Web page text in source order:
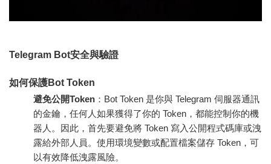
Telegram Bot安全與驗證
如何保護Bot Token
避免公開Token ：Bot Token 是你與 Telegram 伺服器通訊
的金鑰，任何人如果獲得了你的 Token，都能控制你的機
器人。因此，首先要避免將 Token 寫入公開程式碼庫或洩
露給外部人員。使用環境變數或配置檔案儲存 Token，可
以有效降低洩露風險。